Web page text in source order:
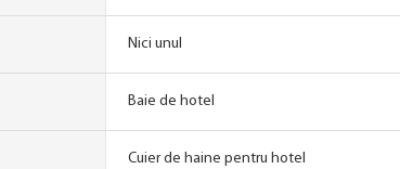
Nici unul
Baie de hotel
Cuier de haine pentru hotel